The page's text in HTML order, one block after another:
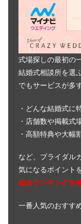
式場探しの最初の
結婚式相談所を選
でもサービスが多
・どんな結婚式に
・店舗数や掲載式
・高額特典や大幅
など、ブライダル
気になるポイント
総合ランキングを
一番人気のおすす